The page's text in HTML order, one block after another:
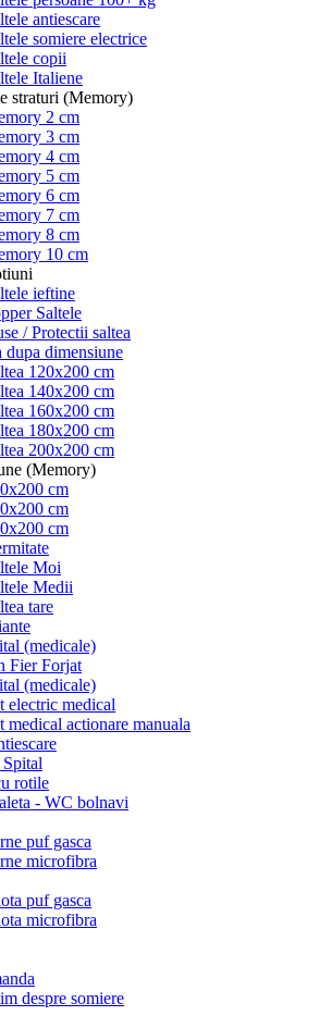
antiescare
somiere electrice
copii
Italiene
straturi (Memory)
2 cm
3 cm
4 cm
5 cm
6 cm
7 cm
8 cm
10 cm
ieftine
Saltele
/ Protectii saltea
dupa dimensiune
120x200 cm
140x200 cm
160x200 cm
180x200 cm
200x200 cm
(Memory)
cm
cm
cm
Moi
Medii
tare
(medicale)
Fier Forjat
(medicale)
electric medical
medical actionare manuala
rotile
- WC bolnavi
puf gasca
microfibra
puf gasca
microfibra
despre somiere